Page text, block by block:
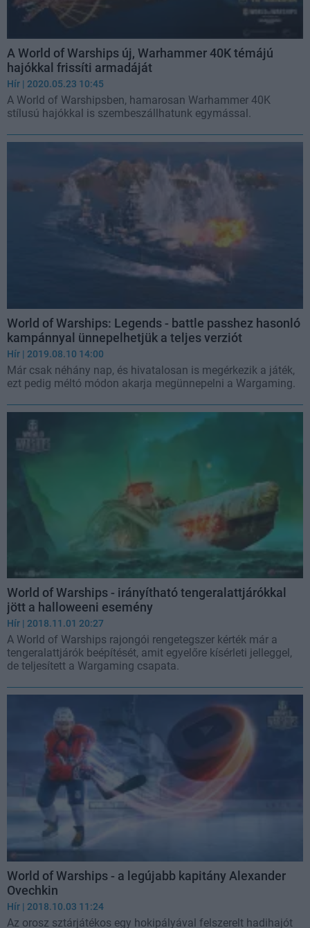
A World of Warships új, Warhammer 40K témájú
hajókkal frissíti armadáját
Hír | 2020.05.23 10:45
A World of Warshipsben, hamarosan Warhammer 40K
stílusú hajókkal is szembeszállhatunk egymással.
World of Warships: Legends - battle passhez hasonló
kampánnyal ünnepelhetjük a teljes verziót
Hír | 2019.08.10 14:00
Már csak néhány nap, és hivatalosan is megérkezik a játék,
ezt pedig méltó módon akarja megünnepelni a Wargaming.
World of Warships - irányítható tengeralattjárókkal
jött a halloweeni esemény
Hír | 2018.11.01 20:27
A World of Warships rajongói rengetegszer kérték már a
tengeralattjárók beépítését, amit egyelőre kísérleti jelleggel,
de teljesített a Wargaming csapata.
World of Warships - a legújabb kapitány Alexander
Ovechkin
Hír | 2018.10.03 11:24
Az orosz sztárjátékos egy hokipályával felszerelt hadihajót